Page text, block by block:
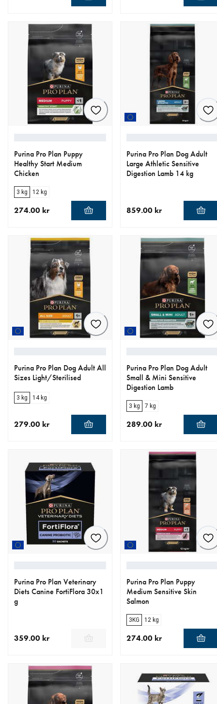
Purina Pro Plan Puppy
Healthy Start Medium
Chicken
3 kg 12 kg
274.00 kr
Purina Pro Plan Dog Adult
Large Athletic Sensitive
Digestion Lamb 14 kg
859.00 kr
Purina Pro Plan Dog Adult All
Sizes Light/Sterilised
3 kg 14 kg
279.00 kr
Purina Pro Plan Dog Adult
Small & Mini Sensitive
Digestion Lamb
3 kg 7 kg
289.00 kr
Purina Pro Plan Veterinary
Diets Canine FortiFlora 30x1
g
359.00 kr
Purina Pro Plan Puppy
Medium Sensitive Skin
Salmon
3KG 12 kg
274.00 kr